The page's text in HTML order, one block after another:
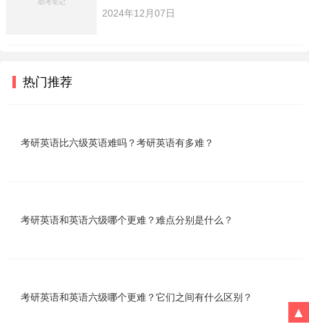
常有效的方法。接下来，小编为大家整
2024年12月07日
热门推荐
考研英语比六级英语难吗？考研英语有多难？
考研英语和英语六级哪个更难？难点分别是什么？
考研英语和英语六级哪个更难？它们之间有什么区别？
▲